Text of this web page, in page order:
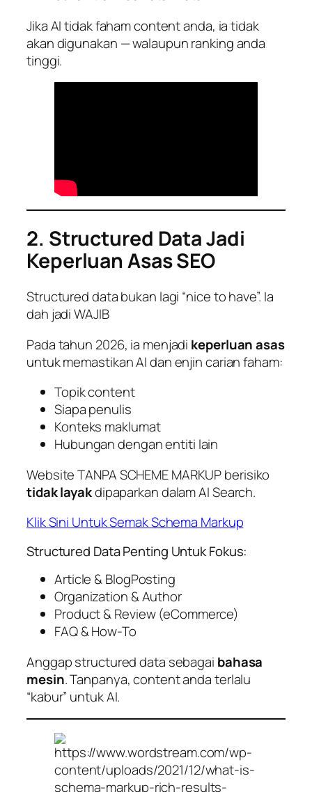
Jika AI tidak faham content anda, ia tidak
akan digunakan — walaupun ranking anda
tinggi.
2. Structured Data Jadi
Keperluan Asas SEO
Structured data bukan lagi “nice to have”. Ia
dah jadi WAJIB
Pada tahun 2026, ia menjadi keperluan asas
untuk memastikan AI dan enjin carian faham:
Topik content
Siapa penulis
Konteks maklumat
Hubungan dengan entiti lain
Website TANPA SCHEME MARKUP berisiko
tidak layakdipaparkan dalam AI Search.
Klik Sini Untuk Semak Schema Markup
Structured Data Penting Untuk Fokus:
Article & BlogPosting
Organization & Author
Product & Review (eCommerce)
FAQ & How-To
Anggap structured data sebagai bahasa
mesin. Tanpanya, content anda terlalu
“kabur” untuk AI.